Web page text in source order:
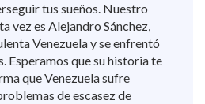
tus sueños. Nuestro
vez es Alejandro Sánchez,
Venezuela y se enfrentó
Esperamos que su historia te
que Venezuela sufre
de escasez de